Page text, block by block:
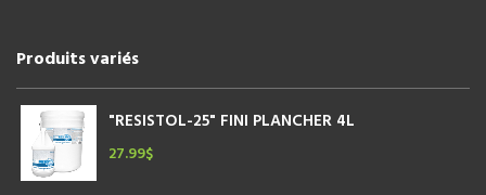
Produits variés
"RESISTOL-25" FINI PLANCHER 4L
27.99$